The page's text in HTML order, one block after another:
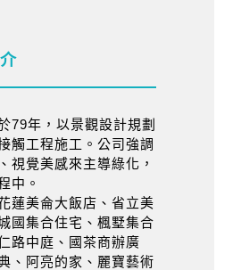
79年，以景觀設計規劃
觸工程施工。公司強調
視覺美感來主導綠化，
中。
蓮美侖大飯店、省立美
國集合住宅、楓墅集合
路中庭、國茶商辦廣
、阿亮的家、麗寶藝術